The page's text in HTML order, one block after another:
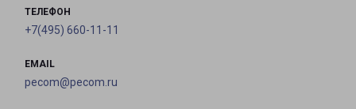
ТЕЛЕФОН
+7(495) 660-11-11
EMAIL
pecom@pecom.ru